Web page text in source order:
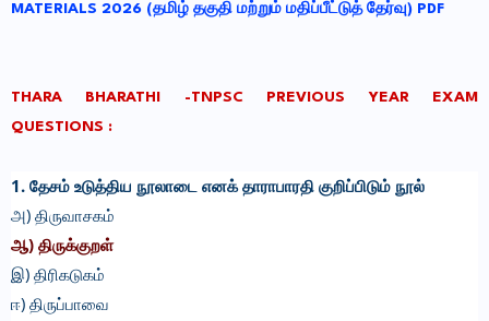
MATERIALS 2026 (தமிழ்‌ தகுதி மற்றும்‌ மதிப்பீட்டுத்‌ தேர்வு) PDF
THARA BHARATHI -TNPSC PREVIOUS YEAR EXAM
QUESTIONS :
1. தேசம் உடுத்திய நூலாடை எனக் தாராபாரதி குறிப்பிடும் நூல்
அ) திருவாசகம்
ஆ) திருக்குறள்
இ) திரிகடுகம்
ஈ) திருப்பாவை